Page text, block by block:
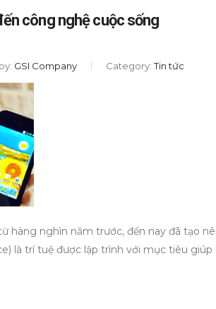
công nghệ cuộc sống
GSI Company Category:Tin tức
hàng nghìn năm trước, đến nay đã tạo
là trí tuệ được lập trình với mục tiêu